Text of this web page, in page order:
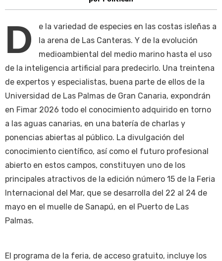
D
e la variedad de especies en las costas isleñas a
la arena de Las Canteras. Y de la evolución
medioambiental del medio marino hasta el uso
de la inteligencia artificial para predecirlo. Una treintena
de expertos y especialistas, buena parte de ellos de la
Universidad de Las Palmas de Gran Canaria, expondrán
en Fimar 2026 todo el conocimiento adquirido en torno
a las aguas canarias, en una batería de charlas y
ponencias abiertas al público. La divulgación del
conocimiento científico, así como el futuro profesional
abierto en estos campos, constituyen uno de los
principales atractivos de la edición número 15 de la Feria
Internacional del Mar, que se desarrolla del 22 al 24 de
mayo en el muelle de Sanapú, en el Puerto de Las
Palmas.
El programa de la feria, de acceso gratuito, incluye los